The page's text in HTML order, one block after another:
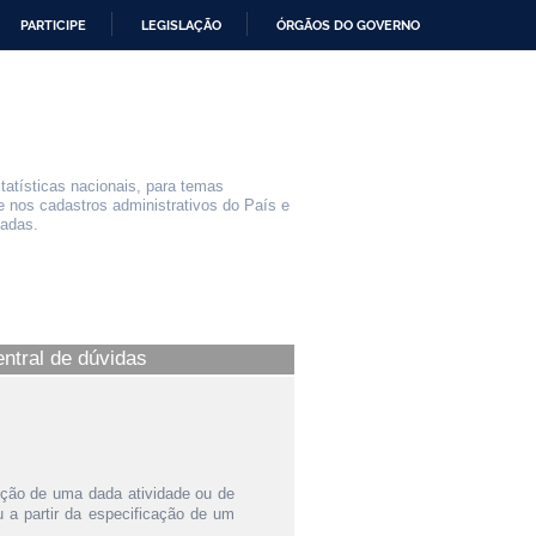
PARTICIPE LEGISLAÇÃO ÓRGÃOS DO GOVERNO
nacionais, para temas
cadastros administrativos do País e
de dúvidas
de uma dada atividade ou de
a partir da especificação de um